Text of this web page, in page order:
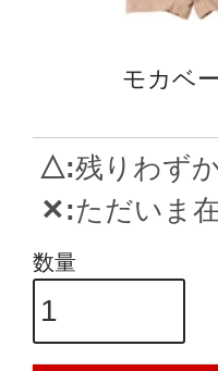
モカベ
△ 残りわず
✕ ただいま